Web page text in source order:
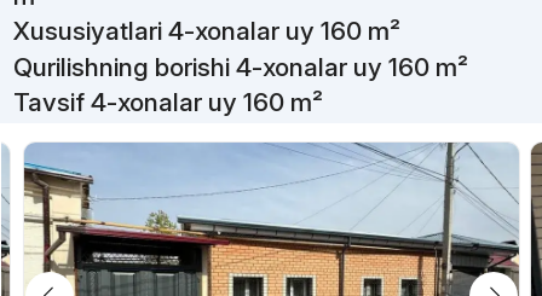
Xususiyatlari 4-xonalar uy 160 m²
Qurilishning borishi 4-xonalar uy 160 m²
Tavsif 4-xonalar uy 160 m²